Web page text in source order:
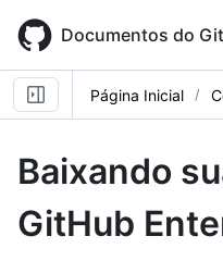
main
content
Documentos do
Página Inicial
Baixando
GitHub